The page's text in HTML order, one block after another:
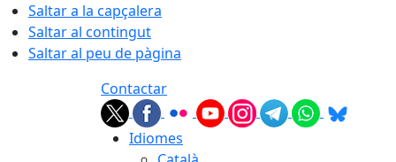
Saltar a la capçalera
Saltar al contingut
Saltar al peu de pàgina
Contactar
Idiomes